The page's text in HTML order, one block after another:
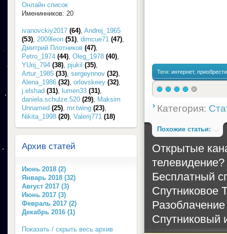
Теги: интернет, приобрести
Категория:
Похожие статьи:
Открытые
телевидение?
Бесплатный
Спутниковое
Спутниковый
Онлайн список
Именинников: 20
ivanovckiy2017 (64), Andrej_1965
(53), 2009leon (51), dimcue71 (47),
Дмитрий Плотников (47),
Petro_1974 (44), Oleg_1978 (40),
YUrij_794 (38), pjukil (35),
Artur_1985 (33), sergeynnov (32),
Alena_1986 (32), orlovskeey (32),
j.elshad (31), lumen33 (31),
daniela.schulze.520 (29), Maksim
Unnamed (25), mr.twing (23),
Nikita_1998 (20), Valerij771 (18)
Архив статей
Июнь 2018 (2)
Январь 2018 (32)
Август 2017 (3)
Июнь 2017 (3)
Февраль 2017 (2)
Декабрь 2016 (1)
Показать / скрыть весь архив